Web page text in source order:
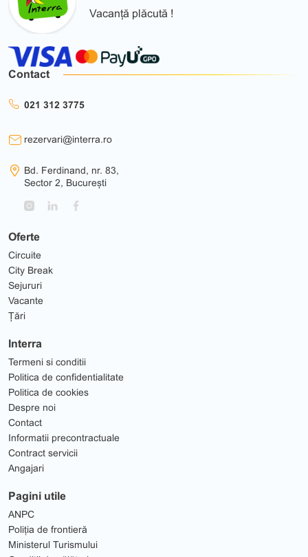
Vacanță plăcută !
Oferte
Circuite
City Break
Sejururi
Vacante
Țări
Interra
Termeni si conditii
Politica de confidentialitate
Politica de cookies
Despre noi
Contact
Informatii precontractuale
Contract servicii
Angajari
Pagini utile
ANPC
Poliția de frontieră
Ministerul Turismului
Contact
021 312 3775
rezervari@interra.ro
Bd. Ferdinand, nr. 83,
Sector 2, București